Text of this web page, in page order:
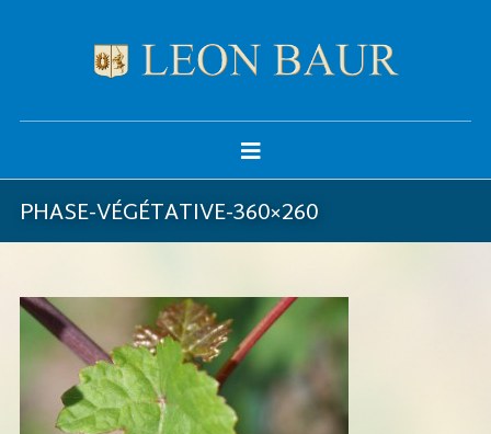
PHASE-VÉGÉTATIVE-360×260